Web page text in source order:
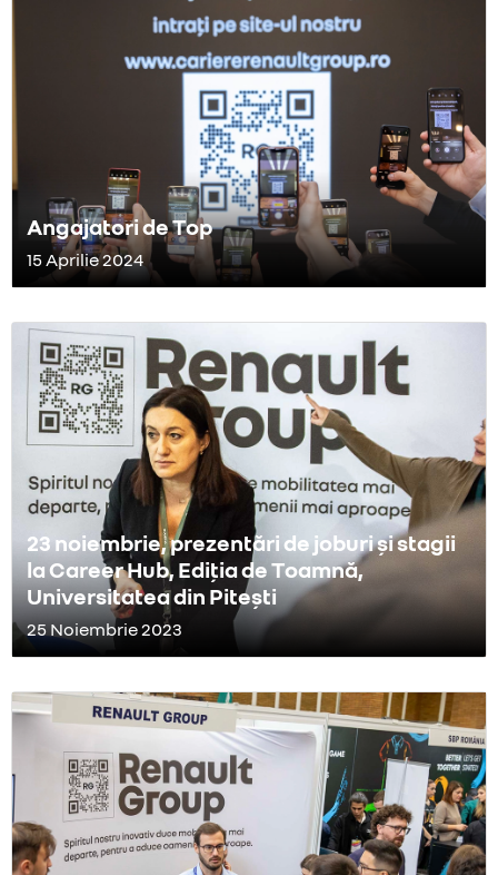
Angajatori de Top
15 Aprilie 2024
23 noiembrie, prezentări de joburi și stagii
la Career Hub, Ediția de Toamnă,
Universitatea din Pitești
25 Noiembrie 2023